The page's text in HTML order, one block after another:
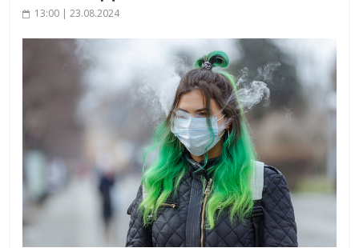
13:00 | 23.08.2024